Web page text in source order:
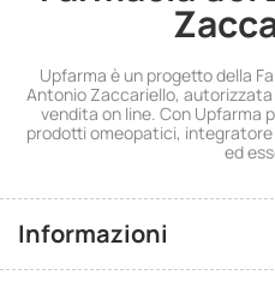
Upfarma è un progetto della
Antonio Zaccariello,
vendita on line. Con Upfarma
prodotti omeopatici,
ed
Informazioni